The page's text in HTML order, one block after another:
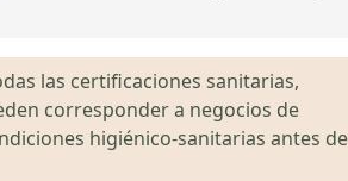
las certificaciones sanitarias,
corresponder a negocios de
higiénico-sanitarias antes de